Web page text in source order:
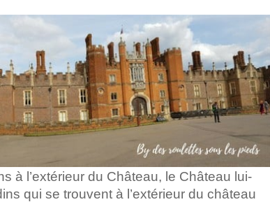
à l’extérieur du Château, le Château lui-
qui se trouvent à l’extérieur du château